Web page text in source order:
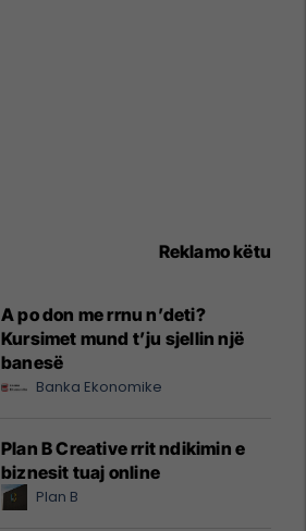
Reklamo këtu
A po don me rrnu n’deti?
Kursimet mund t’ju sjellin një
banesë
Banka Ekonomike
Plan B Creative rrit ndikimin e
biznesit tuaj online
Plan B